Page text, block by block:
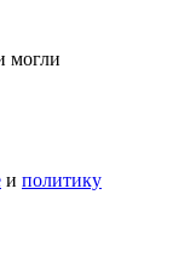
могли
и политику